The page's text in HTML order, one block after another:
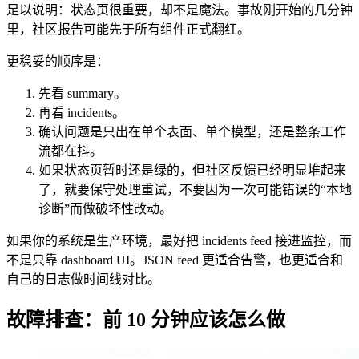
足以说明：状态页很重要，却不是魔法。事故刚开始的几分钟
里，社区报告可能先于所有组件正式翻红。
更稳妥的顺序是：
先看 summary。
再看 incidents。
确认问题是只出在单个表面、单个模型，还是整条工作
流都在抖。
如果状态页暂时还是绿的，但社区反馈已经明显堆起来
了，就要保守处理重试，不要因为一次可能错误的“本地
诊断”而做破坏性改动。
如果你的系统是生产环境，最好把 incidents feed 接进监控，而
不是只靠 dashboard UI。JSON feed 更适合告警，也更适合和
自己的日志做时间线对比。
故障排查：前 10 分钟应该怎么做